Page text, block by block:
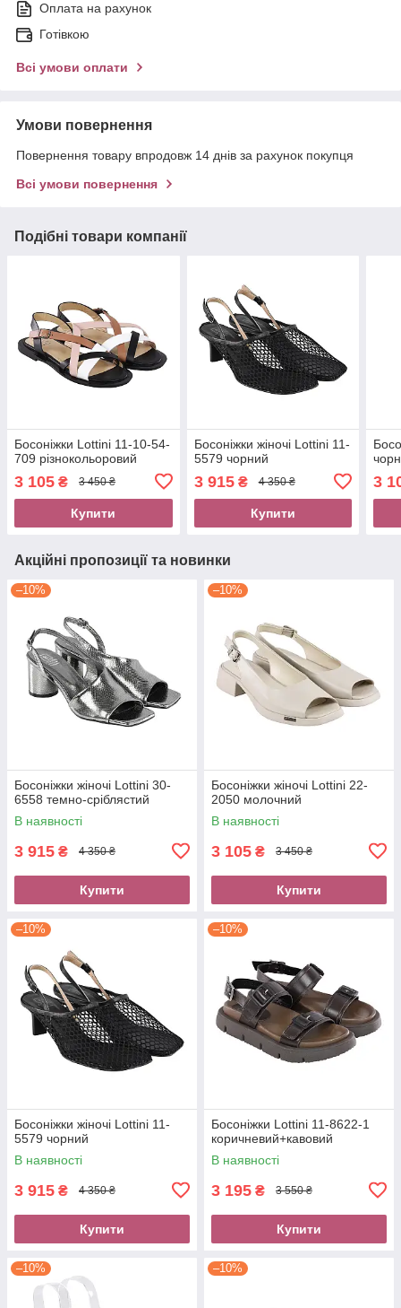
Оплата на рахунок
Готівкою
Всі умови оплати
Умови повернення
Повернення товару впродовж 14 днів за рахунок покупця
Всі умови повернення
Подібні товари компанії
Босоніжки Lottini 11-10-54-
709 різнокольоровий
3 105 ₴ 3 450 ₴
Купити
Босоніжки жіночі Lottini 11-
5579 чорний
3 915₴ 4 350 ₴
Купити
3
Акційні пропозиції та новинки
–10%
Босоніжки жіночі Lottini 30-
6558 темно-сріблястий
В наявності
3 915 ₴ 4 350 ₴
Купити
–10%
Босоніжки жіночі Lottini 22-
2050 молочний
В наявності
3 105 ₴ 3 450 ₴
Купити
–10%
Босоніжки жіночі Lottini 11-
5579 чорний
В наявності
3 915 ₴ 4 350 ₴
Купити
–10%
Босоніжки Lottini 11-8622-1
коричневий+кавовий
В наявності
3 195 ₴ 3 550 ₴
Купити
–10% –10%